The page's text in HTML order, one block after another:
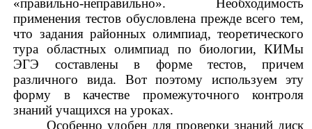
«правильно-неправильно». Необходимость
применения тестов обусловлена прежде всего тем,
что задания районных олимпиад, теоретического
тура областных олимпиад по биологии, КИМы
ЭГЭ составлены в форме тестов, причем
различного вида. Вот поэтому используем эту
форму в качестве промежуточного контроля
знаний учащихся на уроках.
Особенно удобен для проверки знаний диск